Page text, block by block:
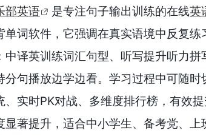
部英语 是专注句子输出训练的在线英
单词软件，它强调在真实语境中反复
中译英训练词汇句型、听写提升听力
分句播放边学边看。学习过程中可随
、实时PK对战、多维度排行榜，有效
显著提升，适合中小学生、备考党、上